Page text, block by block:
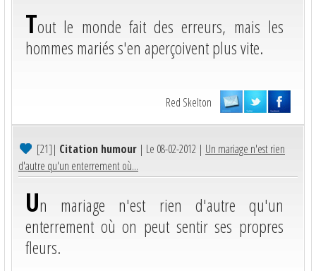
Tout le monde fait des erreurs, mais les
hommes mariés s'en aperçoivent plus vite.
Red Skelton
[21]| Citation humour | Le 08-02-2012 | Un mariage n'est rien
d'autre qu'un enterrement où...
Un mariage n'est rien d'autre qu'un
enterrement où on peut sentir ses propres
fleurs.